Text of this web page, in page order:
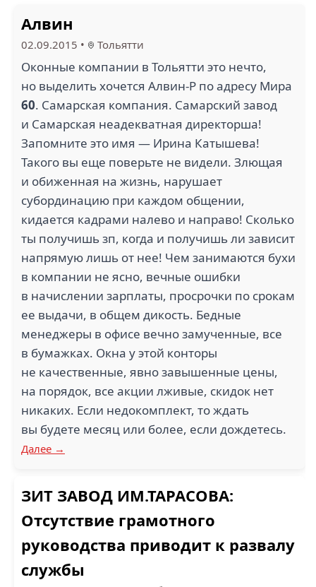
Алвин
02.09.2015 • Тольятти
Оконные компании в Тольятти это нечто,
но выделить хочется Алвин-Р по адресу Мира
60. Самарская компания. Самарский завод
и Самарская неадекватная директорша!
Запомните это имя — Ирина Катышева!
Такого вы еще поверьте не видели. Злющая
и обиженная на жизнь, нарушает
субординацию при каждом общении,
кидается кадрами налево и направо! Сколько
ты получишь зп, когда и получишь ли зависит
напрямую лишь от нее! Чем занимаются бухи
в компании не ясно, вечные ошибки
в начислении зарплаты, просрочки по срокам
ее выдачи, в общем дикость. Бедные
менеджеры в офисе вечно замученные, все
в бумажках. Окна у этой конторы
не качественные, явно завышенные цены,
на порядок, все акции лживые, скидок нет
никаких. Если недокомплект, то ждать
вы будете месяц или более, если дождетесь.
Далее →
ЗИТ ЗАВОД ИМ.ТАРАСОВА:
Отсутствие грамотного
руководства приводит к развалу
службы